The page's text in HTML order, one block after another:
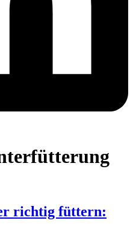
richtig füttern: